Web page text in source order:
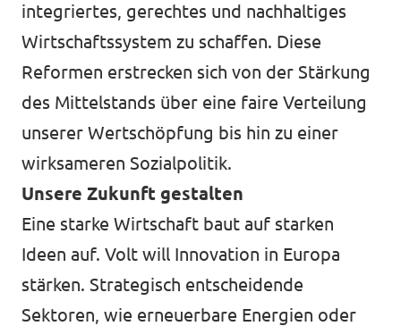
integriertes, gerechtes und nachhaltiges
Wirtschaftssystem zu schaffen. Diese
Reformen erstrecken sich von der Stärkung
des Mittelstands über eine faire Verteilung
unserer Wertschöpfung bis hin zu einer
wirksameren Sozialpolitik.
Unsere Zukunft gestalten
Eine starke Wirtschaft baut auf starken
Ideen auf. Volt will Innovation in Europa
stärken. Strategisch entscheidende
Sektoren, wie erneuerbare Energien oder